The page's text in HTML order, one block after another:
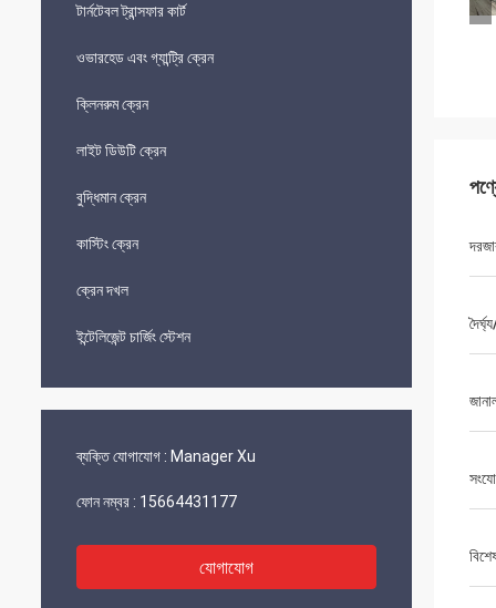
টার্নটেবল ট্রান্সফার কার্ট
ওভারহেড এবং গ্যান্ট্রি ক্রেন
ক্লিনরুম ক্রেন
লাইট ডিউটি ​​ক্রেন
বুদ্ধিমান ক্রেন
কাস্টিং ক্রেন
ক্রেন দখল
ইন্টেলিজেন্ট চার্জিং স্টেশন
ব্যক্তি যোগাযোগ : Manager Xu
ফোন নম্বর : 15664431177
যোগাযোগ